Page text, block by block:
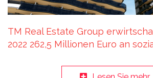
TM Real Estate Group
2022 262,5 Millionen Euro an